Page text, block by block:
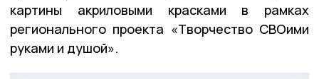
картины акриловыми красками в рамках
регионального проекта «Творчество СВОими
руками и душой».